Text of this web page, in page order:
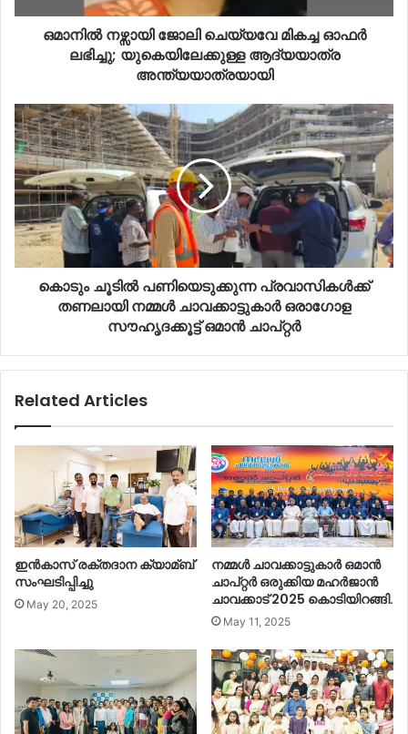
ഒമാനില്‍ നഴ്സായി ജോലി ചെയ്യവേ മികച്ച ഓഫര്‍
ലഭിച്ചു; യുകെയിലേക്കുള്ള ആദ്യയാത്ര
അന്ത്യയാത്രയായി
കൊടും ചൂടിൽ പണിയെടുക്കുന്ന പ്രവാസികൾക്ക്
തണലായി നമ്മൾ ചാവക്കാട്ടുകാർ ഒരാഗോള
സൗഹൃദക്കൂട്ട് ഒമാൻ ചാപ്റ്റർ
Related Articles
ഇൻകാസ് രക്തദാന ക്യാമ്ബ്
സംഘടിപ്പിച്ചു
May 20, 2025
നമ്മൾ ചാവക്കാട്ടുകാർ ഒമാൻ
ചാപ്റ്റർ ഒരുക്കിയ മഹർജാൻ
ചാവക്കാട് 2025 കൊടിയിറങ്ങി.
May 11, 2025